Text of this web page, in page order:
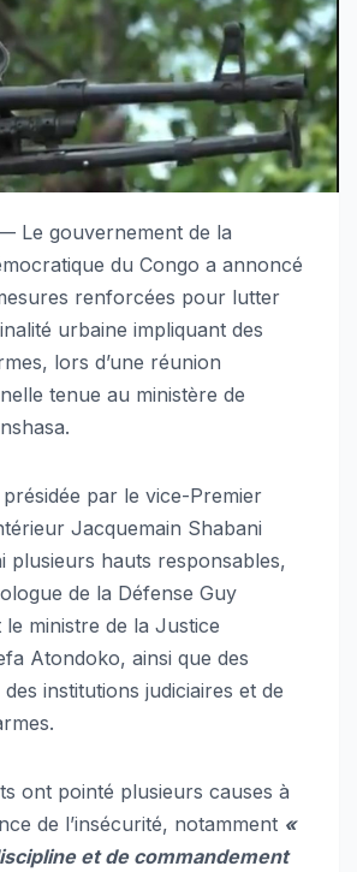
Le gouvernement de la
du Congo a annoncé
renforcées pour lutter
urbaine impliquant des
lors d’une réunion
tenue au ministère de
par le vice-Premier
Jacquemain Shabani
plusieurs hauts responsables,
de la Défense Guy
ministre de la Justice
Atondoko, ainsi que des
institutions judiciaires et de
ont pointé plusieurs causes à
de l’insécurité, notamment «
et de commandement